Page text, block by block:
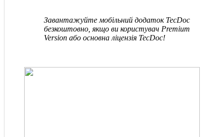
Завантажуйте мобільний додаток TecDoc
безкоштовно, якщо ви користувач Premium
Version або основна ліцензія TecDoc!